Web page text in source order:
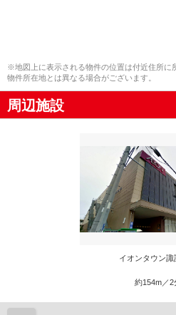
※地図上に表示される物件の位置は付近住所に
物件所在地とは異なる場合がございます。
周辺施設
イオンタウン諏
約154m／2